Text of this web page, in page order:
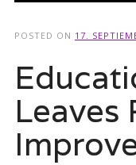
POSTED ON 17.
Leaves